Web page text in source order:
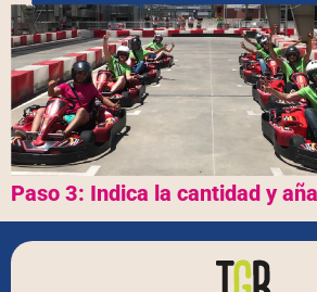
Paso 3: Indica la cantidad y